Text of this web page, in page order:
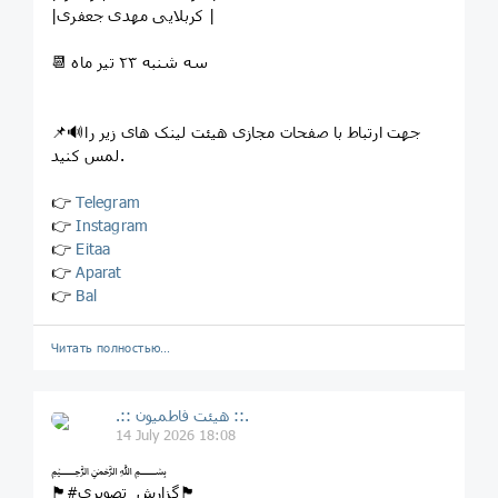
|کربلایی مهدی جعفری |
📆 سه شنبه ۲۳ تیر ماه
📌🔊جهت ارتباط با صفحات مجازی هیئت لینک های زیر را
لمس کنید.
👉Telegram
👉Instagram
👉 Eitaa
👉Aparat
👉 Bal
Читать полностью…
.:: هیئت فاطمیون ::.
14 July 2026 18:08
﷽⁦
🏴#گزارش_تصویری🏴